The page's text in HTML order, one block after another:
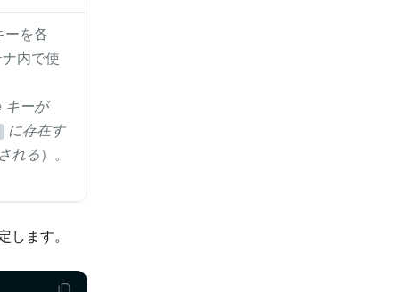
ーを各
内で使
キーが
に存在す
れる）。
します。